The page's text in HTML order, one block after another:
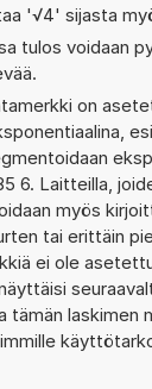
'√4' sijasta
tulos voidaan
on
6. Laitteilla,
myös
tai erittäin
ei ole
tämän laskimen